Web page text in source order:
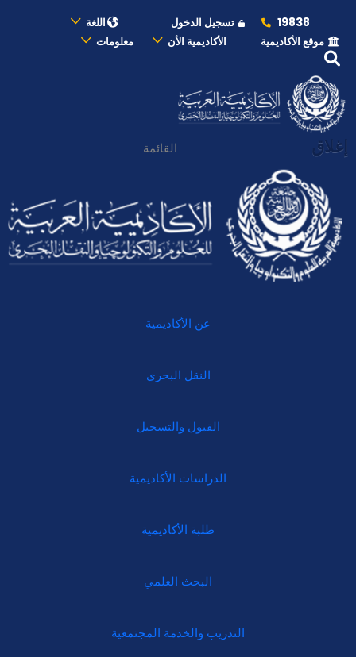
19838 تسجيل الدخول
اللغة
موقع الأكاديمية
الأكاديمية الأن معلومات
إغلاق القائمة
عن الأكاديمية
النقل البحري
القبول والتسجيل
الدراسات الأكاديمية
طلبة الأكاديمية
البحث العلمي
التدريب والخدمة المجتمعية